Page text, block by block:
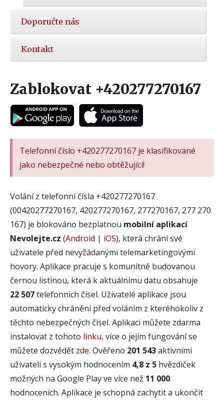
Doporučte nás
Kontakt
Zablokovat +420277270167
Telefonní číslo +420277270167 je klasifikované
jako nebezpečné nebo obtěžující!
Volání z telefonní čísla +420277270167
(00420277270167, 420277270167, 277270167, 277 270
167) je blokováno bezplatnou mobilní aplikací
Nevolejte.cz (Android | iOS), která chrání své
uživatele před nevyžádanými telemarketingovými
hovory. Aplikace pracuje s komunitně budovanou
černou listinou, která k aktuálnímu datu obsahuje
22 507telefonních čísel. Uživatelé aplikace jsou
automaticky chránění před voláním z kteréhokoliv z
těchto nebezpečných čísel. Aplikaci můžete zdarma
instalovat z tohoto linku, více o jejím fungování se
můžete dozvědět zde. Ověřeno 201 543aktivními
uživateli s vysokým hodnocením 4,8 z 5 hvězdiček
možných na Google Play ve více než 11 000
hodnoceních. Aplikace je schopná zachytit a ukončit